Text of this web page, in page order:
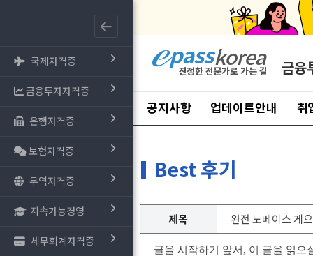
국제자격증
금융투자자격증
은행자격증
보험자격증
무역자격증
지속가능경영
세무회계자격증
금융
공지사항 업데이트안내 취
Best 후기
제목 완전 노베이스 게
글을 시작하기 앞서, 이 글을 읽으